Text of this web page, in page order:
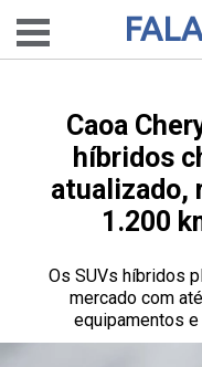
Caoa
híbridos
atualizado,
1.200
Os SUVs híbridos
mercado com
equipamentos